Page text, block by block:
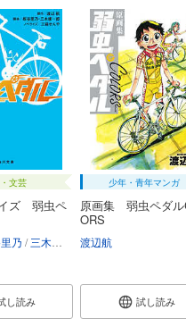
カート
試し読み
カート
試し読み
試し読み
文芸
ズ 弱虫ペ
乃 三木康一郎 三萩せんや
し読み
少年・青年マンガ
原画集 弱虫ペダル
ORS
渡辺航
試し読み